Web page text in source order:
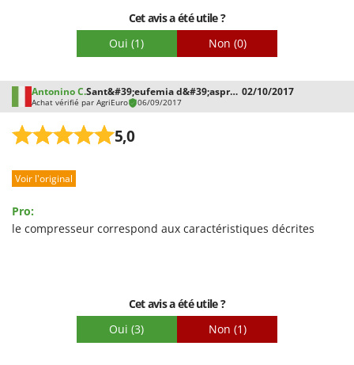
Tellarini Pompe
Telwin
Tineco
Titania
Tornado
Trev - Abrek - TecnoVIR
Troy-Bilt
Verdemax
Cet avis a été utile ?
Oui (1) Non (0)
Antonino C. Sant&#39;eufemia d&#39;aspromo 02/10/2017
Achat vérifié par AgriEuro 06/09/2017
5,0
Voir l'original
Pro:
le compresseur correspond aux caractéristiques décrites
Cet avis a été utile ?
Oui (3) Non (1)